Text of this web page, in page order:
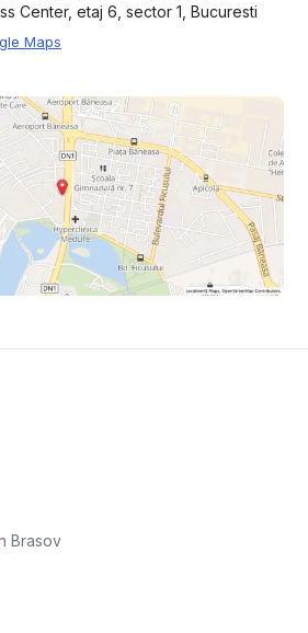
Center, etaj 6, sector 1, Bucuresti
Maps
Brasov